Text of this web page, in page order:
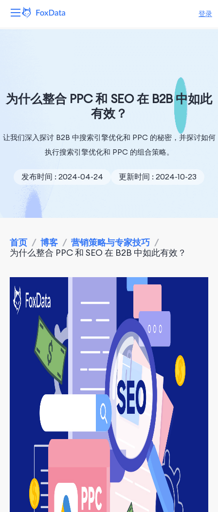
登录
解决方案
定价
为什么整合 PPC 和 SEO 在 B2B 中如此
有效？
让我们深入探讨 B2B 中搜索引擎优化和 PPC 的秘密，并探讨如何
执行搜索引擎优化和 PPC 的组合策略。
发布时间 : 2024-04-24 更新时间 : 2024-10-23
首页 / 博客 / 营销策略与专家技巧 /
为什么整合 PPC 和 SEO 在 B2B 中如此有效？